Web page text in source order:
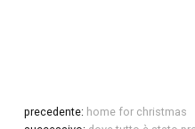
precedente: home for christmas